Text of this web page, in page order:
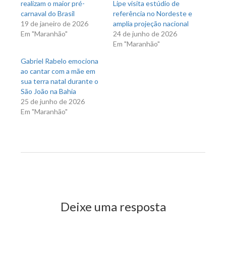
realizam o maior pré-
carnaval do Brasil
19 de janeiro de 2026
Em "Maranhão"
Lipe visita estúdio de
referência no Nordeste e
amplia projeção nacional
24 de junho de 2026
Em "Maranhão"
Gabriel Rabelo emociona
ao cantar com a mãe em
sua terra natal durante o
São João na Bahia
25 de junho de 2026
Em "Maranhão"
Deixe uma resposta